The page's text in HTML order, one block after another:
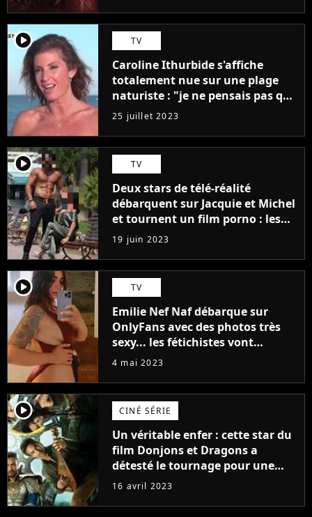
player2 TV
Caroline Ithurbide s'affiche
totalement nue sur une plage
naturiste : "je ne pensais pas que
j'arriverais à le faire..."
25 juillet 2023
player2 TV
Deux stars de télé-réalité
débarquent sur Jacquie et Michel
et tournent un film porno : les
premières images du tournage
(exclu)
19 juin 2023
player2 TV
Emilie Nef Naf débarque sur
OnlyFans avec des photos très
sexy... les fétichistes vont
prendre leur pied !
4 mai 2023
player2 CINÉ SÉRIE
Un véritable enfer : cette star du
film Donjons et Dragons a
détesté le tournage pour une
raison très spéciale
16 avril 2023